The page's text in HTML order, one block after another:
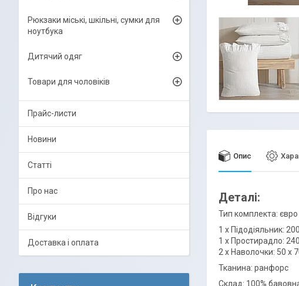
Опис
Деталі:
Тип комплекта: євро
1 х Підодіяльник:
1 х Простирадло:
2 х Наволочки: 50 х
Тканина: ранфорс
Склад: 100%
Рюкзаки міські, шкільні, сумки для
ноутбука
Дитячий одяг
Товари для чоловіків
Прайс-листи
Новини
Статті
Про нас
Відгуки
Доставка і оплата